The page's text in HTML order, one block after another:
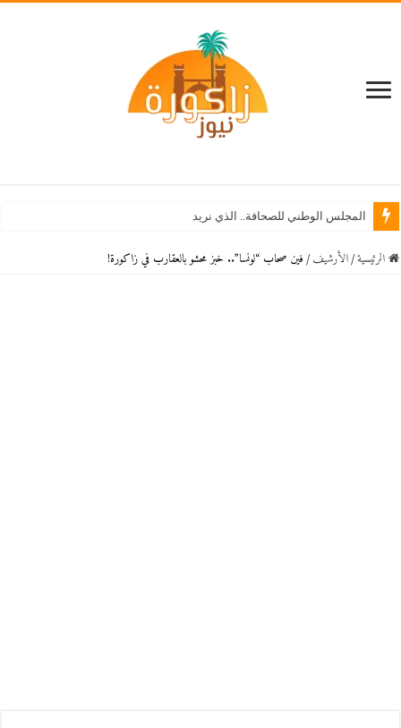
المجلس الوطني للصحافة.. الذي نريد
الرئيسية / اﻷرشيف / فين صحاب “لونسا”.. خبز محشو بالعقارب في زاكورة!